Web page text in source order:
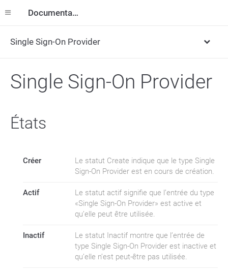
Documentation
Single Sign-On Provider
Single Sign-On Provider
États
Créer
Le statut Create indique que le type Single
Sign-On Provider est en cours de création.
Actif
Le statut actif signifie que l’entrée du type
«Single Sign-On Provider» est active et
qu’elle peut être utilisée.
Inactif
Le statut Inactif montre que l’entrée de
type Single Sign-On Provider est inactive et
qu’elle n’est peut-être pas utilisée.